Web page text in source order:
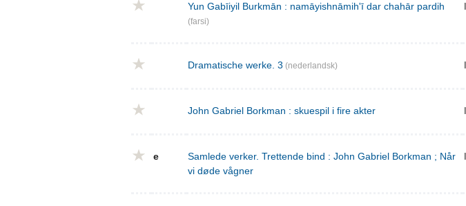
Yun Gabīiyil Burkmān : namāyishnāmihʹī dar chahār pardih
(farsi)
Dramatische werke. 3 (nederlandsk)
John Gabriel Borkman : skuespil i fire akter
e
Samlede verker. Trettende bind : John Gabriel Borkman ; Når
vi døde vågner